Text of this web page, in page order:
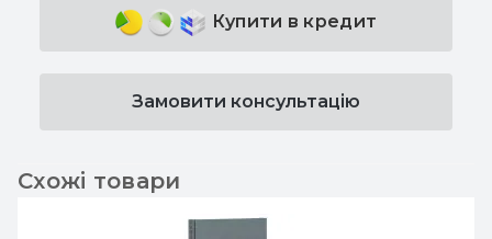
Купити в кредит
Замовити консультацію
Схожі товари